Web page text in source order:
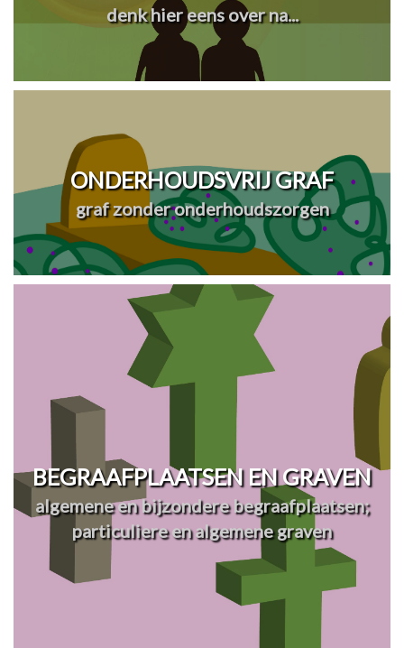
denk hier eens over na...
ONDERHOUDSVRIJ GRAF
graf zonder onderhoudszorgen
BEGRAAFPLAATSEN EN GRAVEN
algemene en bijzondere begraafplaatsen;
particuliere en algemene graven